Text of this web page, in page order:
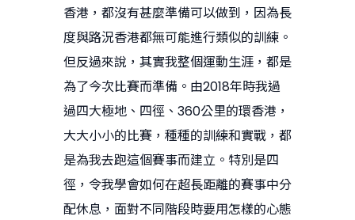
香港，都沒有甚麼準備可以做到，因為長
度與路況香港都無可能進行類似的訓練。
但反過來說，其實我整個運動生涯，都是
為了今次比賽而準備。由2018年時我過
過四大極地、四徑、360公里的環香港，
大大小小的比賽，種種的訓練和實戰，都
是為我去跑這個賽事而建立。特別是四
徑，令我學會如何在超長距離的賽事中分
配休息，面對不同階段時要用怎樣的心態